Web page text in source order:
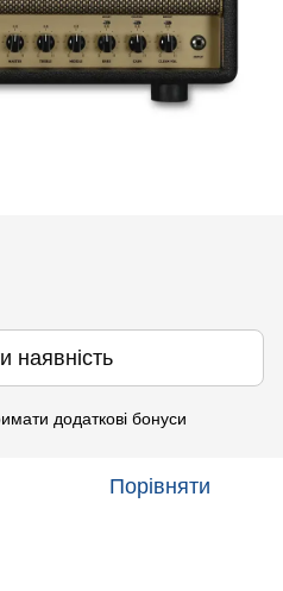
наявність
додаткові бонуси
Порівняти